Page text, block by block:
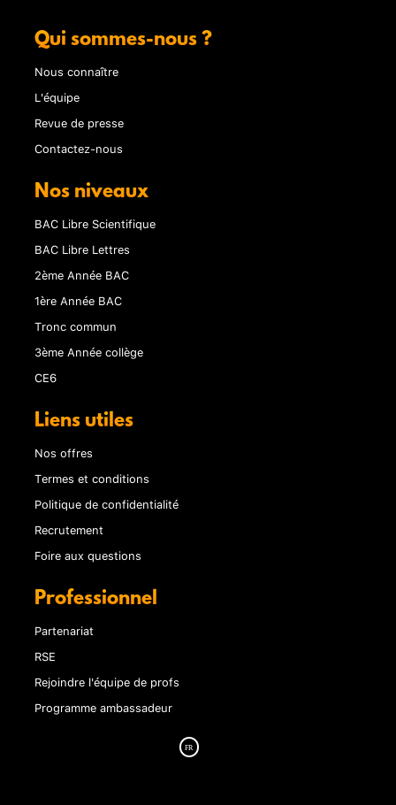
Qui sommes-nous ?
Nous connaître
L'équipe
Revue de presse
Contactez-nous
Nos niveaux
BAC Libre Scientifique
BAC Libre Lettres
2ème Année BAC
1ère Année BAC
Tronc commun
3ème Année collège
CE6
Liens utiles
Nos offres
Termes et conditions
Politique de confidentialité
Recrutement
Foire aux questions
Professionnel
Partenariat
RSE
Rejoindre l'équipe de profs
Programme ambassadeur